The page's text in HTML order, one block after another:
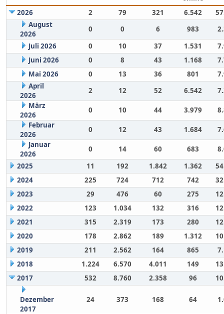
2026
2 79 321 6.542
August
2026
0 0 6 983
Juli 2026
0 10 37 1.531
Juni 2026
0 8 43 1.168
Mai 2026
0 13 36 801
April
2026
2 12 52 6.542
März
2026
0 10 44 3.979
Februar
2026
0 12 43 1.684
Januar
2026
0 14 60 683
2025
11 192 1.842 1.362
2024
225 724 712 742
2023
29 476 60 275
2022
123 1.034 132 316
2021
315 2.319 173 280
2020
178 2.862 189 1.312
2019
211 2.562 164 865
2018
1.224 6.570 4.011 149
2017
532 8.760 2.358 96
Dezember
2017
24 373 168 64